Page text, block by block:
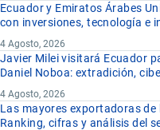
Ecuador y Emiratos Árabes
con inversiones, tecnología e
4 Agosto, 2026
Javier Milei visitará Ecuador
Daniel Noboa: extradición,
4 Agosto, 2026
Las mayores exportadoras
Ranking, cifras y análisis del